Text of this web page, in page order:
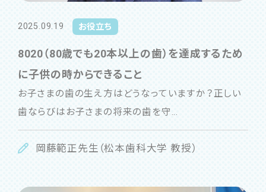
2025.09.19 お役立ち
8020（80歳でも20本以上の歯）を達成するため
に子供の時からできること
お子さまの歯の生え方はどうなっていますか？正しい
歯ならびはお子さまの将来の歯を守...
岡藤範正先生（松本歯科大学 教授）